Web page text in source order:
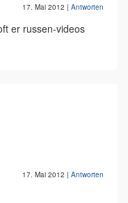
17. Mai 2012 | Antworten
er russen-videos
17. Mai 2012 | Antworten